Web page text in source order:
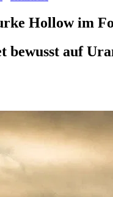
Hollow im
auf